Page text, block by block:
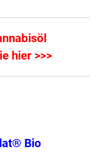
hier >>>
Bio